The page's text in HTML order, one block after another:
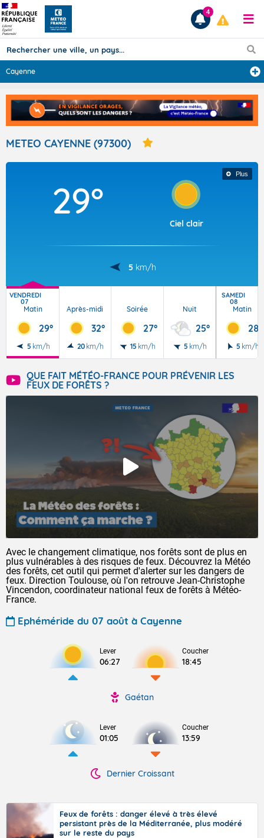
Prévisions
TOUS LES RÉSULTATS
Articles
4
Cayenne
METEO CAYENNE (97300)
Plus
29°
Ciel clair
5 km/h
VENDREDI
07
Matin
29°
5 km/h
Après-midi
32°
20 km/h
Soirée
27°
15 km/h
Nuit
25°
5 km/h
SAMEDI
08
Matin
28°
5 km/h
QUE FAIT MÉTÉO-FRANCE POUR PRÉVENIR LES
FEUX DE FORÊTS ?
Avec le changement climatique, nos forêts sont de plus en
plus vulnérables à des risques de feux. Découvrez la Météo
des forêts, cet outil qui permet d'alerter sur les dangers de
feux. Direction Toulouse, où l'on retrouve Jean-Christophe
Vincendon, coordinateur national feux de forêts à Météo-
France.
Ephéméride du 07 août à Cayenne
Lever
06:27
Coucher
18:45
Gaétan
Lever
01:05
Coucher
13:59
Dernier Croissant
Feux de forêts : danger élevé à très élevé
persistant près de la Méditerranée, plus modéré
sur le reste du pays